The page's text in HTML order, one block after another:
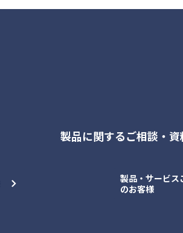
製品に関するご相談・資
製品・サービス
のお客様